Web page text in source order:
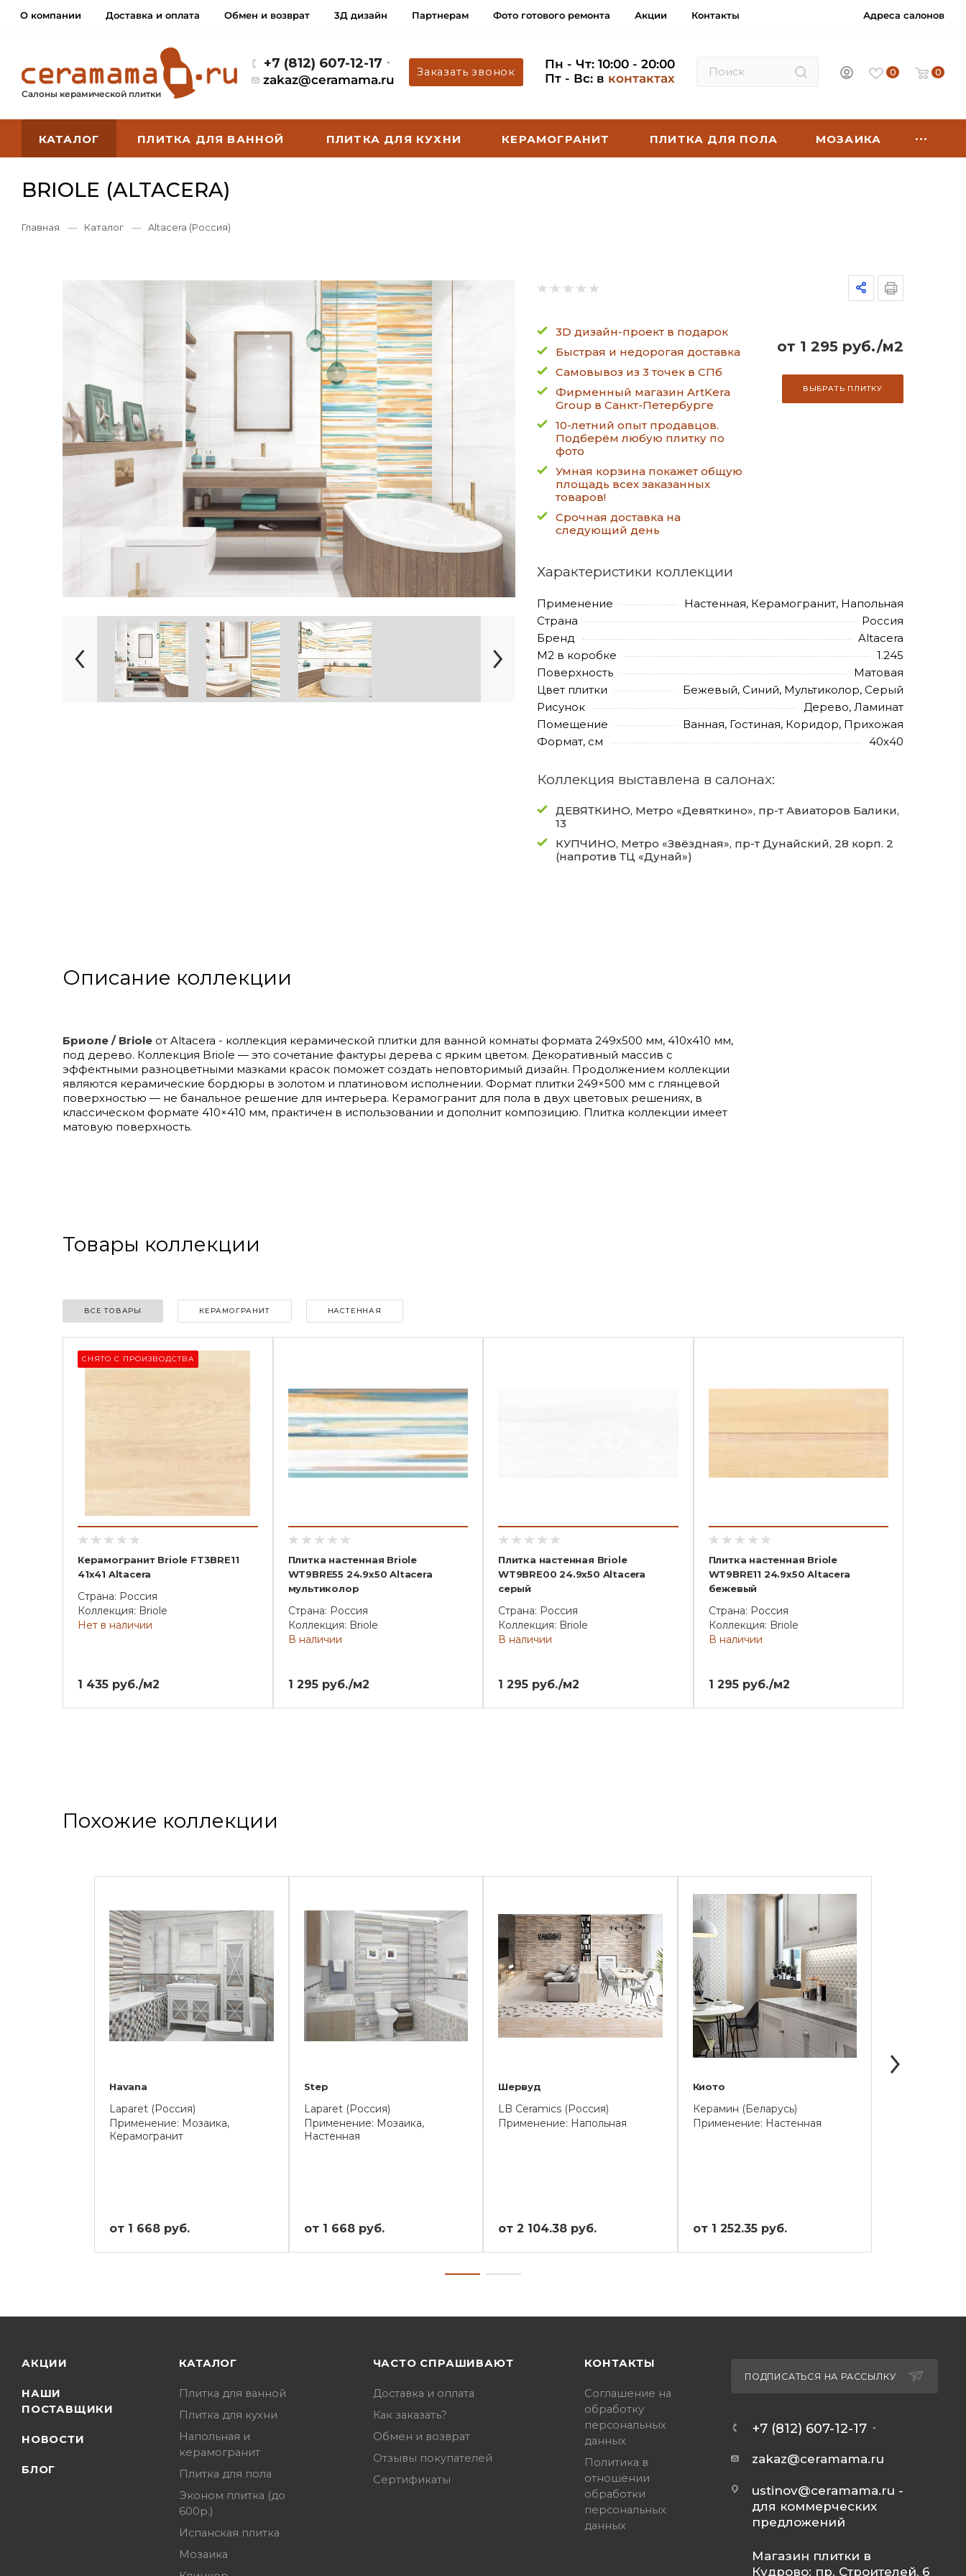
О компании Доставка и оплата Обмен и возврат 3Д дизайн Партнерам Фото готового ремонта Акции Контакты Адреса салонов
Салоны керамической плитки
+7 (812) 607-12-17
zakaz@ceramama.ru
Заказать звонок
Пн - Чт: 10:00 - 20:00
Пт - Вс: в контактах 0 0
КАТАЛОГ ПЛИТКА ДЛЯ ВАННОЙ ПЛИТКА ДЛЯ КУХНИ КЕРАМОГРАНИТ ПЛИТКА ДЛЯ ПОЛА МОЗАИКА
BRIOLE (ALTACERA)
Главная — Каталог — Altacera (Россия)
3D дизайн-проект в подарок
Быстрая и недорогая доставка
Самовывоз из 3 точек в СПб
Фирменный магазин ArtKera
Group в Санкт-Петербурге
10-летний опыт продавцов.
Подберём любую плитку по
фото
Умная корзина покажет общую
площадь всех заказанных
товаров!
Срочная доставка на
следующий день
от 1 295 руб./м2
ВЫБРАТЬ ПЛИТКУ
Характеристики коллекции
Применение
Настенная, Керамогранит, Напольная
Страна
Россия
Бренд
Altacera
М2 в коробке
1.245
Поверхность
Матовая
Цвет плитки
Бежевый, Синий, Мультиколор, Серый
Рисунок
Дерево, Ламинат
Помещение
Ванная, Гостиная, Коридор, Прихожая
Формат, см
40х40
Коллекция выставлена в салонах:
ДЕВЯТКИНО, Метро «Девяткино», пр-т Авиаторов Балики,
13
КУПЧИНО, Метро «Звёздная», пр-т Дунайский, 28 корп. 2
(напротив ТЦ «Дунай»)
Описание коллекции
Бриоле / Briole от Altacera - коллекция керамической плитки для ванной комнаты формата 249х500 мм, 410х410 мм,
под дерево. Коллекция Briole — это сочетание фактуры дерева с ярким цветом. Декоративный массив с
эффектными разноцветными мазками красок поможет создать неповторимый дизайн. Продолжением коллекции
являются керамические бордюры в золотом и платиновом исполнении. Формат плитки 249×500 мм с глянцевой
поверхностью — не банальное решение для интерьера. Керамогранит для пола в двух цветовых решениях, в
классическом формате 410×410 мм, практичен в использовании и дополнит композицию. Плитка коллекции имеет
матовую поверхность.
Товары коллекции
ВСЕ ТОВАРЫ КЕРАМОГРАНИТ НАСТЕННАЯ
СНЯТО С ПРОИЗВОДСТВА
Керамогранит Briole FT3BRE11
41х41 Altacera
Страна: Россия
Коллекция: Briole
Нет в наличии
1 435 руб./м2
Плитка настенная Briole
WT9BRE55 24.9х50 Altacera
мультиколор
Страна: Россия
Коллекция: Briole
В наличии
1 295 руб./м2
Плитка настенная Briole
WT9BRE00 24.9х50 Altacera
серый
Страна: Россия
Коллекция: Briole
В наличии
1 295 руб./м2
Плитка настенная Briole
WT9BRE11 24.9х50 Altacera
бежевый
Страна: Россия
Коллекция: Briole
В наличии
1 295 руб./м2
Похожие коллекции
Havana
Laparet (Россия)
Применение: Мозаика,
Керамогранит
от 1 668 руб.
Step
Laparet (Россия)
Применение: Мозаика,
Настенная
от 1 668 руб.
Шервуд
LB Ceramics (Россия)
Применение: Напольная
от 2 104.38 руб.
Киото
Керамин (Беларусь)
Применение: Настенная
от 1 252.35 руб.
АКЦИИ
НАШИ
ПОСТАВЩИКИ
НОВОСТИ
БЛОГ
КАТАЛОГ
Плитка для ванной
Плитка для кухни
Напольная и
керамогранит
Плитка для пола
Эконом плитка (до
600р.)
Испанская плитка
Мозаика
ЧАСТО СПРАШИВАЮТ
Доставка и оплата
Как заказать?
Обмен и возврат
Отзывы покупателей
Сертификаты
КОНТАКТЫ
Соглашение на
обработку
персональных
данных
Политика в
отношении
обработки
персональных
данных
ПОДПИСАТЬСЯ НА РАССЫЛКУ
+7 (812) 607-12-17
zakaz@ceramama.ru
ustinov@ceramama.ru -
для коммерческих
предложений
Магазин плитки в
Кудрово: пр. Строителей, 6